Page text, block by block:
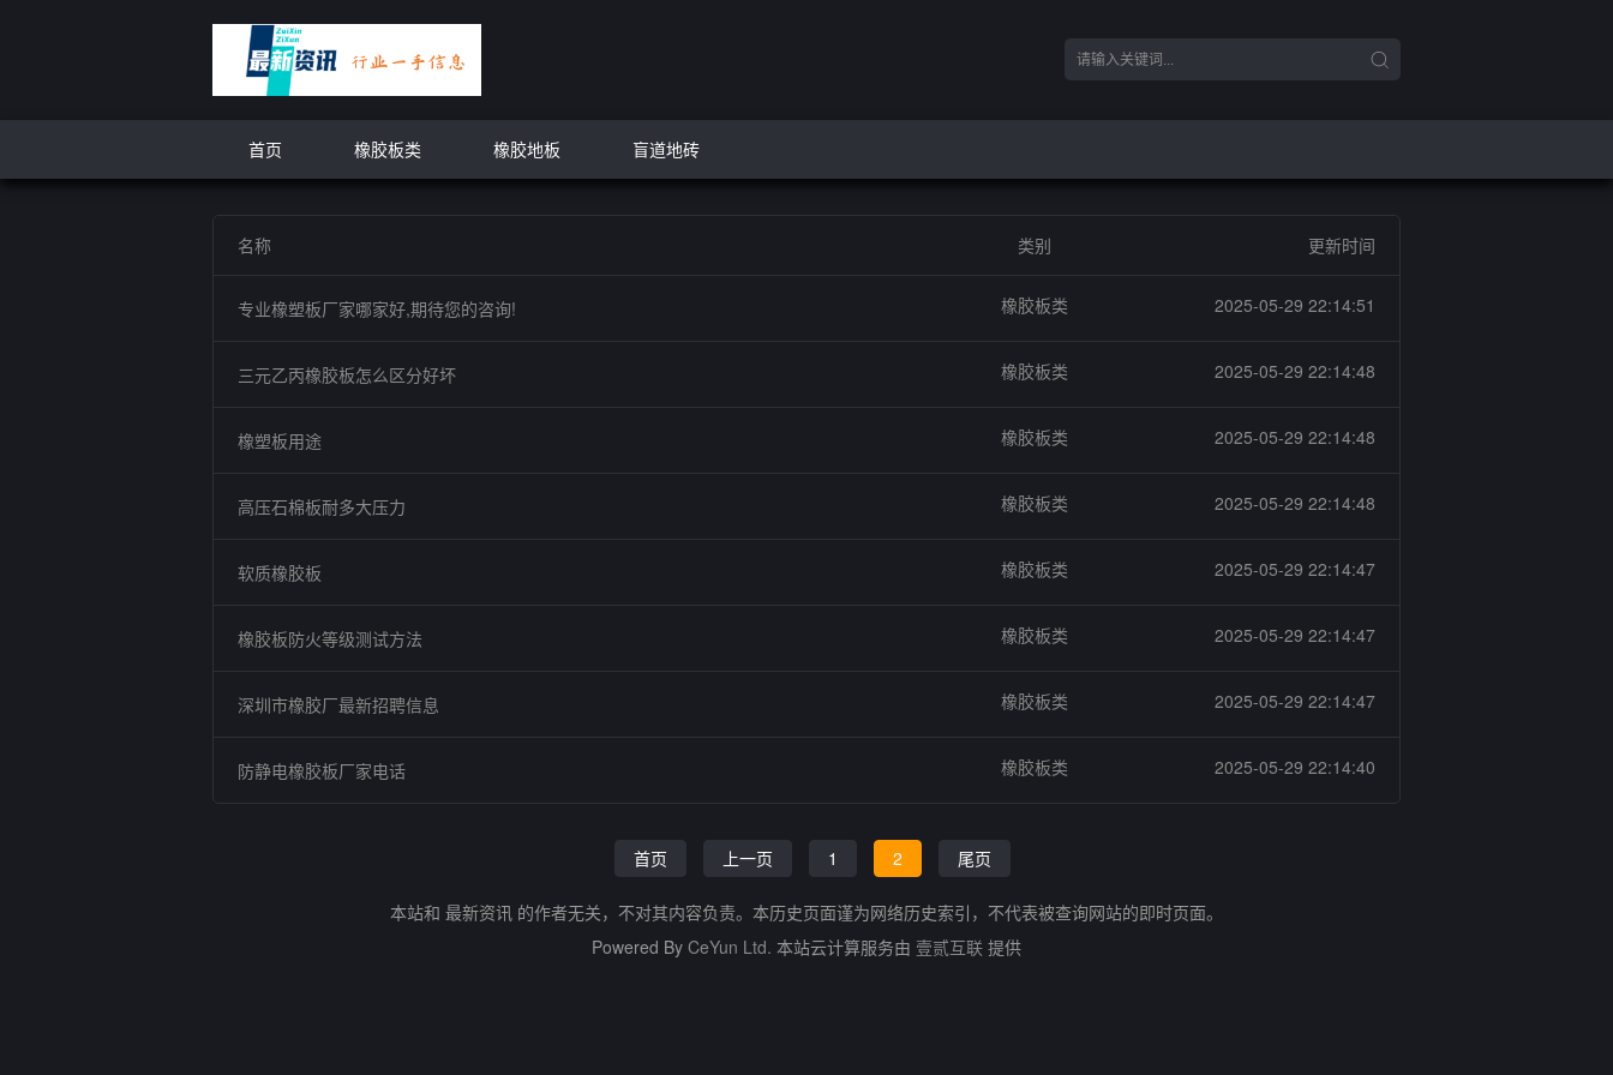
首页 橡胶板类 橡胶地板 盲道地砖
名称 类别 更新时间
专业橡塑板厂家哪家好,期待您的咨询! 橡胶板类 2025-05-29 22:14:51
三元乙丙橡胶板怎么区分好坏 橡胶板类 2025-05-29 22:14:48
橡塑板用途 橡胶板类 2025-05-29 22:14:48
高压石棉板耐多大压力 橡胶板类 2025-05-29 22:14:48
软质橡胶板 橡胶板类 2025-05-29 22:14:47
橡胶板防火等级测试方法 橡胶板类 2025-05-29 22:14:47
深圳市橡胶厂最新招聘信息 橡胶板类 2025-05-29 22:14:47
防静电橡胶板厂家电话 橡胶板类 2025-05-29 22:14:40
首页 上一页 1 2 尾页
本站和 最新资讯 的作者无关，不对其内容负责。本历史页面谨为网络历史索引，不代表被查询网站的即时页面。
Powered By CeYun Ltd. 本站云计算服务由 壹贰互联 提供